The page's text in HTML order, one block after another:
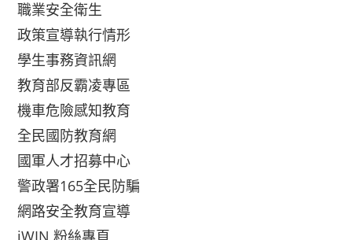
職業安全衛生
政策宣導執行情形
學生事務資訊網
教育部反霸凌專區
機車危險感知教育
全民國防教育網
國軍人才招募中心
警政署165全民防騙
網路安全教育宣導
iWIN 粉絲專頁